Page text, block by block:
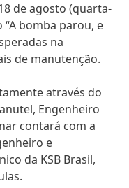
de agosto (quarta-
bomba parou, e
na
de manutenção.
através do
Engenheiro
contará com a
e
da KSB Brasil,